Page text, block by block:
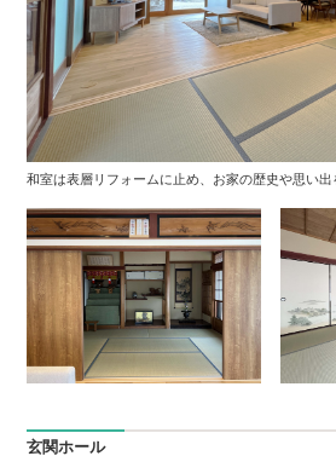
和室は表層リフォームに止め、お家の歴史や思い出
玄関ホール